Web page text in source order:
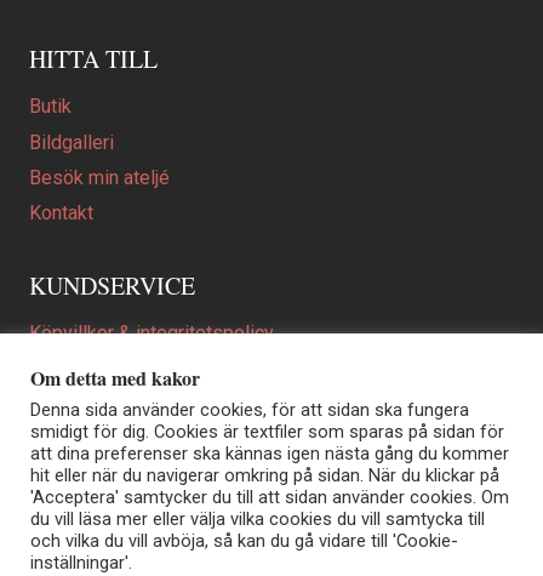
HITTA TILL
Butik
Bildgalleri
Besök min ateljé
Kontakt
KUNDSERVICE
Köpvillkor & integritetspolicy
Att beställa ett personligt utformat konstverk
En personligare gåva
FAQ
Elisabeth Biström | Akvarellkonstnär | Norrtälje
Sjöängstorpet AB, org.nr 556373-5447
Om detta med kakor
Denna sida använder cookies, för att sidan ska fungera
smidigt för dig. Cookies är textfiler som sparas på sidan för
att dina preferenser ska kännas igen nästa gång du kommer
hit eller när du navigerar omkring på sidan. När du klickar på
'Acceptera' samtycker du till att sidan använder cookies. Om
du vill läsa mer eller välja vilka cookies du vill samtycka till
och vilka du vill avböja, så kan du gå vidare till 'Cookie-
inställningar'.